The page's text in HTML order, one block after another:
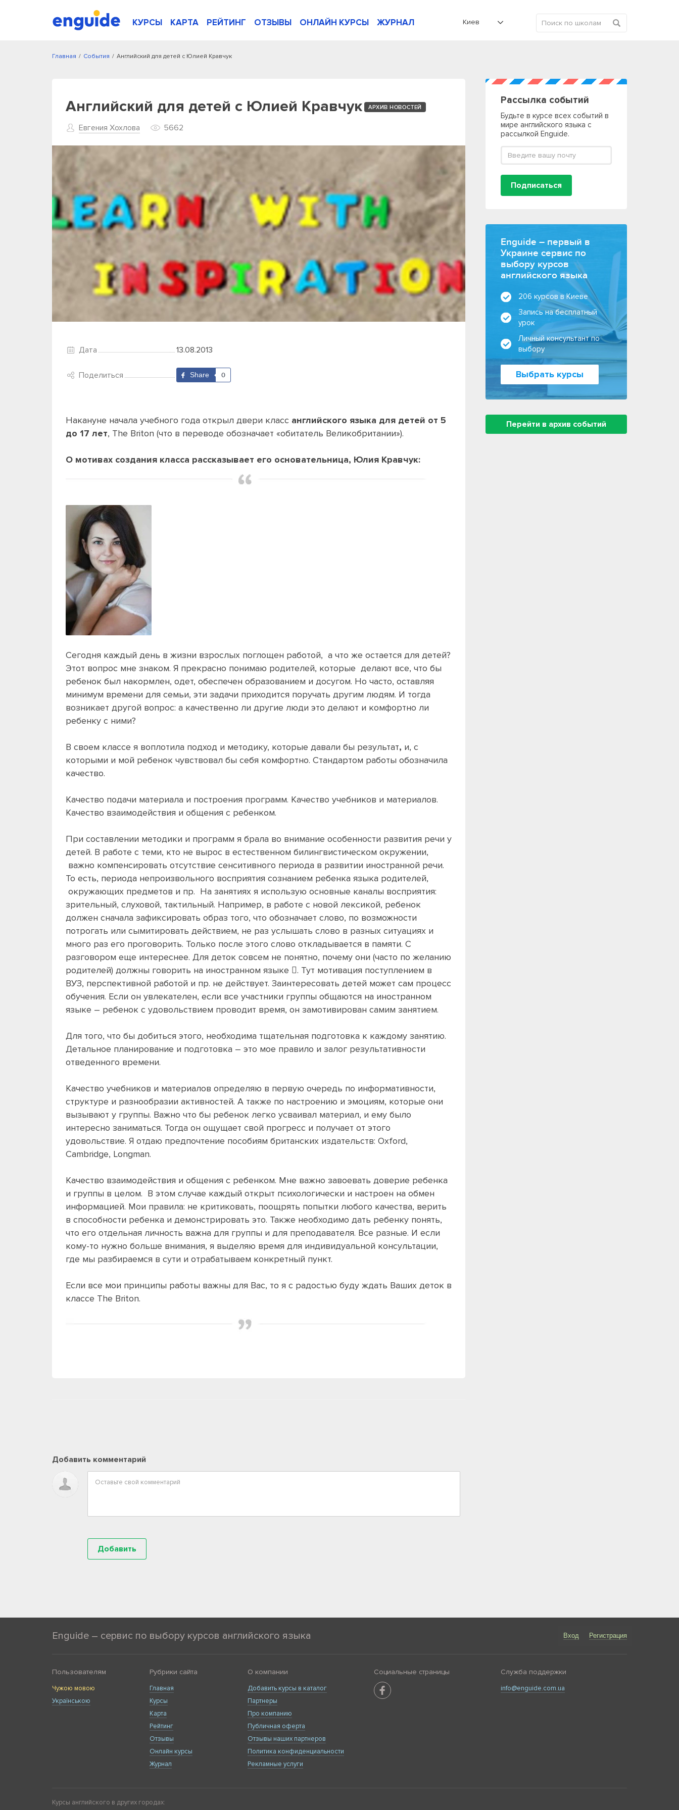
КУРСЫ КАРТА РЕЙТИНГ ОТЗЫВЫ ОНЛАЙН КУРСЫ ЖУРНАЛ Киев
/
Главная /
События Английский для детей с Юлией Кравчук
Английский для детей с Юлией Кравчук АРХИВ НОВОСТЕЙ
Евгения Хохлова 5662
Дата 13.08.2013
Поделиться Share 0
Накануне начала учебного года открыл двери класс английского языка для детей от 5
до 17 лет, The Briton (что в переводе обозначает «обитатель Великобритании»).
О мотивах создания класса рассказывает его основательница, Юлия Кравчук:
Сегодня каждый день в жизни взрослых поглощен работой, а что же остается для детей?
Этот вопрос мне знаком. Я прекрасно понимаю родителей, которые делают все, что бы
ребенок был накормлен, одет, обеспечен образованием и досугом. Но часто, оставляя
минимум времени для семьи, эти задачи приходится поручать другим людям. И тогда
возникает другой вопрос: а качественно ли другие люди это делают и комфортно ли
ребенку с ними?
В своем классе я воплотила подход и методику, которые давали бы результат, и, с
которыми и мой ребенок чувствовал бы себя комфортно. Стандартом работы обозначила
качество.
Качество подачи материала и построения программ. Качество учебников и материалов.
Качество взаимодействия и общения с ребенком.
При составлении методики и программ я брала во внимание особенности развития речи у
детей. В работе с теми, кто не вырос в естественном билингвистическом окружении,
важно компенсировать отсутствие сенситивного периода в развитии иностранной речи.
То есть, периода непроизвольного восприятия сознанием ребенка языка родителей,
окружающих предметов и пр. На занятиях я использую основные каналы восприятия:
зрительный, слуховой, тактильный. Например, в работе с новой лексикой, ребенок
должен сначала зафиксировать образ того, что обозначает слово, по возможности
потрогать или сымитировать действием, не раз услышать слово в разных ситуациях и
много раз его проговорить. Только после этого слово откладывается в памяти. С
разговором еще интереснее. Для деток совсем не понятно, почему они (часто по желанию
родителей) должны говорить на иностранном языке . Тут мотивация поступлением в
ВУЗ, перспективной работой и пр. не действует. Заинтересовать детей может сам процесс
обучения. Если он увлекателен, если все участники группы общаются на иностранном
языке – ребенок с удовольствием проводит время, он замотивирован самим занятием.
Для того, что бы добиться этого, необходима тщательная подготовка к каждому занятию.
Детальное планирование и подготовка – это мое правило и залог результативности
отведенного времени.
Качество учебников и материалов определяю в первую очередь по информативности,
структуре и разнообразии активностей. А также по настроению и эмоциям, которые они
вызывают у группы. Важно что бы ребенок легко усваивал материал, и ему было
интересно заниматься. Тогда он ощущает свой прогресс и получает от этого
удовольствие. Я отдаю предпочтение пособиям британских издательств: Oxford,
Cambridge, Longman.
Качество взаимодействия и общения с ребенком. Мне важно завоевать доверие ребенка
и группы в целом. В этом случае каждый открыт психологически и настроен на обмен
информацией. Мои правила: не критиковать, поощрять попытки любого качества, верить
в способности ребенка и демонстрировать это. Также необходимо дать ребенку понять,
что его отдельная личность важна для группы и для преподавателя. Все разные. И если
кому-то нужно больше внимания, я выделяю время для индивидуальной консультации,
где мы разбираемся в сути и отрабатываем конкретный пункт.
Если все мои принципы работы важны для Вас, то я с радостью буду ждать Ваших деток в
классе The Briton.
Добавить комментарий
Рассылка событий
Будьте в курсе всех событий в
мире английского языка с
рассылкой Enguide.
Подписаться
Enguide – первый в
Украине сервис по
выбору курсов
английского языка
206 курсов в Киеве
Запись на бесплатный
урок
Личный консультант по
выбору
Выбрать курсы
Перейти в архив событий
Enguide – сервис по выбору курсов английского языка Вход Регистрация
Пользователям
Чужою мовою
Українською
Рубрики сайта
Главная
Курсы
Карта
Рейтинг
Отзывы
Онлайн курсы
Журнал
О компании
Добавить курсы в каталог
Партнеры
Про компанию
Публичная оферта
Отзывы наших партнеров
Политика конфиденциальности
Рекламные услуги
Социальные страницы Служба поддержки
info@enguide.com.ua
Курсы английского в других городах: